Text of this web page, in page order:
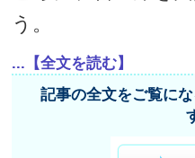
う。
...【全文を読む】
記事の全文をご覧に